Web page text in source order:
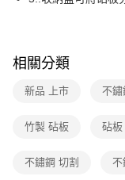
台灣樂天信用卡公司
運送方式
付款後門市自取
相關分類
新品 上市 不鏽
竹製 砧板 砧板
不鏽鋼 切割 不